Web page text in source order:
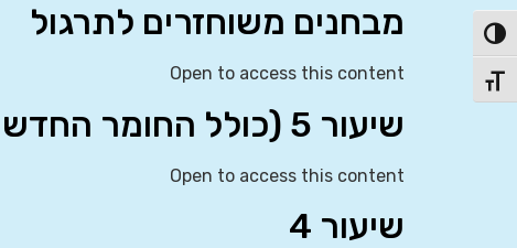
הפעל/כבה ניגודיות גבוהה
מתג גודל גופן
מבחנים משוחזרים לתרגול
Open to access this content
שיעור 5 (כולל החומר החדש על אינפורמציה א-סימטרית)
Open to access this content
שיעור 4